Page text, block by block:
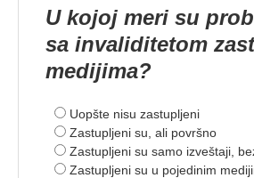
U kojoj meri su
sa invaliditetom
medijima?
Uopšte nisu zastupljeni
Zastupljeni su, ali površno
Zastupljeni su samo izveštaji,
Zastupljeni su u pojedinim